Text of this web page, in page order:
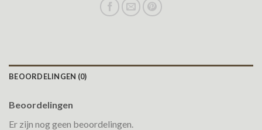
BEOORDELINGEN (0)
Beoordelingen
Er zijn nog geen beoordelingen.